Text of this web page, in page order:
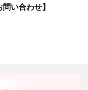
い合わせ】